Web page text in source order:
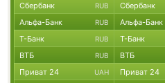
Сбербанк RUB Сбербанк
Альфа-Банк RUB Альфа-Банк
Т-Банк RUB Т-Банк
ВТБ RUB ВТБ
Приват 24 UAH Приват 24